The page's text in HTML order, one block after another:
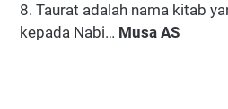
8. Taurat adalah nama kitab
kepada Nabi… Musa AS